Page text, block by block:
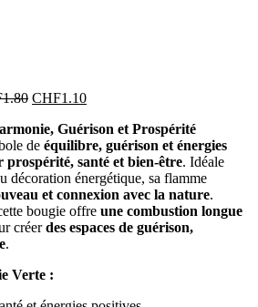
1.80 CHF1.10
Guérison et Prospérité
de équilibre, guérison et énergies
prospérité, santé et bien-être. Idéale
décoration énergétique, sa flamme
et connexion avec la nature.
bougie offre une combustion longue
créerdes espaces de guérison,
.
Verte :